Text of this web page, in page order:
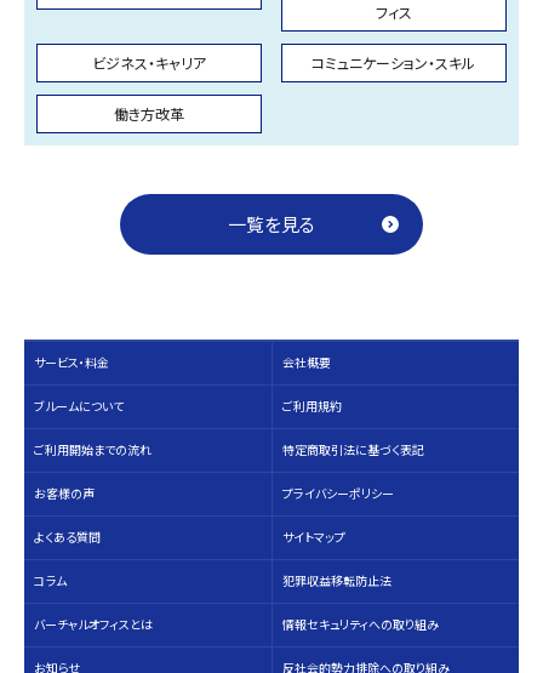
フィス
ビジネス・キャリア コミュニケーション・スキル
働き方改革
一覧を見る
サービス・料⾦
ブルームについて
ご利用開始までの流れ
お客様の声
よくある質問
コラム
バーチャルオフィスとは
お知らせ
会社概要
ご利用規約
特定商取引法に基づく表記
プライバシーポリシー
サイトマップ
犯罪収益移転防止法
情報セキュリティへの取り組み
反社会的勢力排除への取り組み